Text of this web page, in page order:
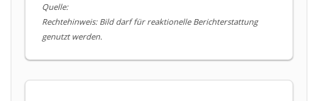
Quelle:
Rechtehinweis: Bild darf für reaktionelle Berichterstattung
genutzt werden.